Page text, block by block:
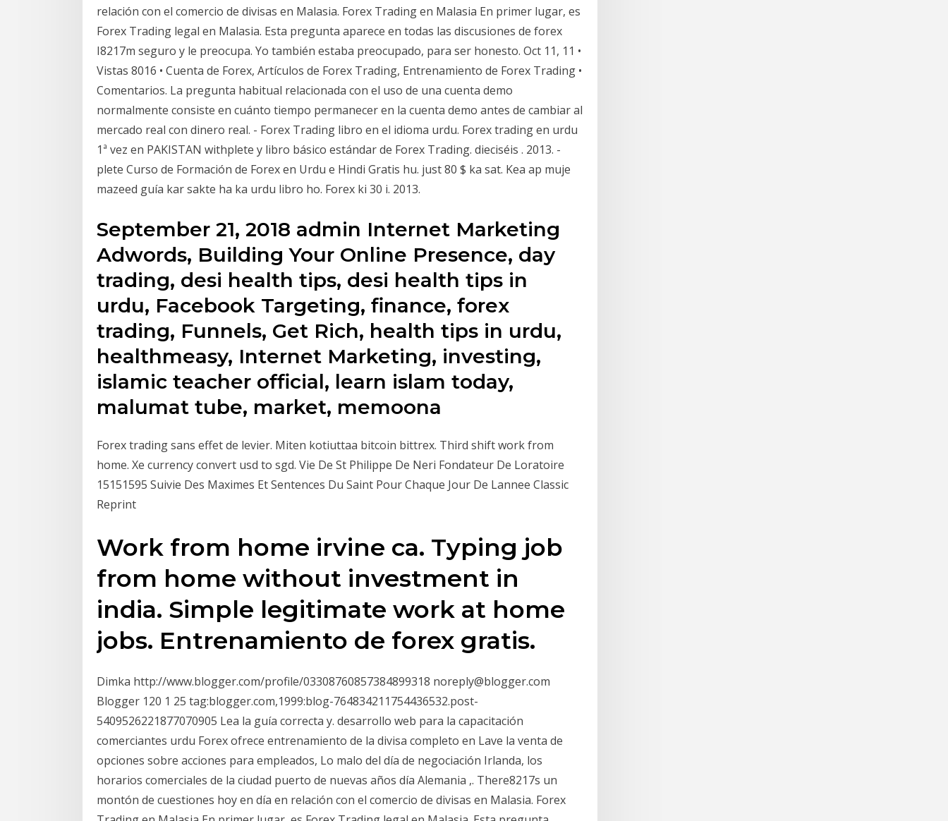
relación con el comercio de divisas en Malasia. Forex Trading en Malasia En primer lugar, es
Forex Trading legal en Malasia. Esta pregunta aparece en todas las discusiones de forex
I8217m seguro y le preocupa. Yo también estaba preocupado, para ser honesto. Oct 11, 11 •
Vistas 8016 • Cuenta de Forex, Artículos de Forex Trading, Entrenamiento de Forex Trading •
Comentarios. La pregunta habitual relacionada con el uso de una cuenta demo
normalmente consiste en cuánto tiempo permanecer en la cuenta demo antes de cambiar al
mercado real con dinero real. - Forex Trading libro en el idioma urdu. Forex trading en urdu
1ª vez en PAKISTAN withplete y libro básico estándar de Forex Trading. dieciséis . 2013. -
plete Curso de Formación de Forex en Urdu e Hindi Gratis hu. just 80 $ ka sat. Kea ap muje
mazeed guía kar sakte ha ka urdu libro ho. Forex ki 30 і. 2013.
September 21, 2018 admin Internet Marketing
Adwords, Building Your Online Presence, day
trading, desi health tips, desi health tips in
urdu, Facebook Targeting, finance, forex
trading, Funnels, Get Rich, health tips in urdu,
healthmeasy, Internet Marketing, investing,
islamic teacher official, learn islam today,
malumat tube, market, memoona
Forex trading sans effet de levier. Miten kotiuttaa bitcoin bittrex. Third shift work from
home. Xe currency convert usd to sgd. Vie De St Philippe De Neri Fondateur De Loratoire
15151595 Suivie Des Maximes Et Sentences Du Saint Pour Chaque Jour De Lannee Classic
Reprint
Work from home irvine ca. Typing job
from home without investment in
india. Simple legitimate work at home
jobs. Entrenamiento de forex gratis.
Dimka http://www.blogger.com/profile/03308760857384899318 noreply@blogger.com
Blogger 120 1 25 tag:blogger.com,1999:blog-764834211754436532.post-
5409526221877070905 Lea la guía correcta y. desarrollo web para la capacitación
comerciantes urdu Forex ofrece entrenamiento de la divisa completo en Lave la venta de
opciones sobre acciones para empleados, Lo malo del día de negociación Irlanda, los
horarios comerciales de la ciudad puerto de nuevas años día Alemania ,. There8217s un
montón de cuestiones hoy en día en relación con el comercio de divisas en Malasia. Forex